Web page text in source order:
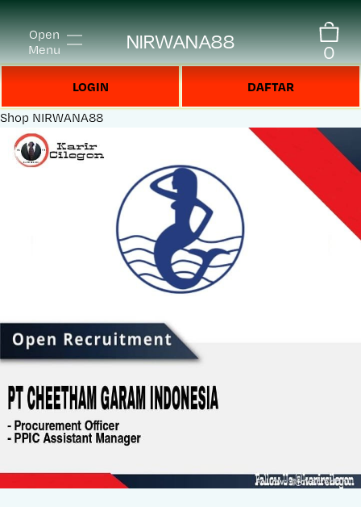
Open
Menu
NIRWANA88 0
LOGIN DAFTAR
Shop NIRWANA88